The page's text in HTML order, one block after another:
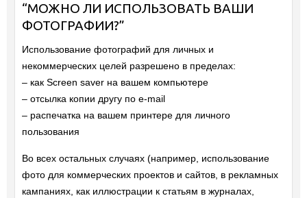
“МОЖНО ЛИ ИСПОЛЬЗОВАТЬ ВАШИ
ФОТОГРАФИИ?”
Использование фотографий для личных и
некоммерческих целей разрешено в пределах:
– как Screen saver на вашем компьютере
– отсылка копии другу по e-mail
– распечатка на вашем принтере для личного
пользования
Во всех остальных случаях (например, использование
фото для коммерческих проектов и сайтов, в рекламных
кампаниях, как иллюстрации к статьям в журналах,